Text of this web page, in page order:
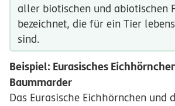
aller biotischen und abiotischen
bezeichnet, die für ein Tier
sind.
Beispiel: Eurasisches
Baummarder
Das Eurasische Eichhörnchen und